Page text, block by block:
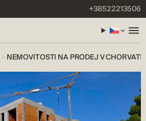
+38522213506
NEMOVITOSTI NA PRODEJ V